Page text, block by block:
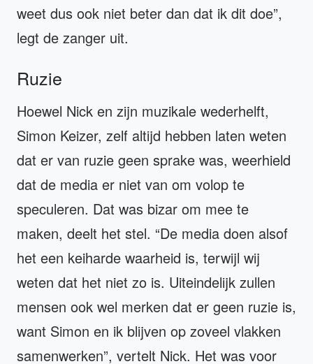
weet dus ook niet beter dan dat ik dit doe”,
legt de zanger uit.
Ruzie
Hoewel Nick en zijn muzikale wederhelft,
Simon Keizer, zelf altijd hebben laten weten
dat er van ruzie geen sprake was, weerhield
dat de media er niet van om volop te
speculeren. Dat was bizar om mee te
maken, deelt het stel. “De media doen alsof
het een keiharde waarheid is, terwijl wij
weten dat het niet zo is. Uiteindelijk zullen
mensen ook wel merken dat er geen ruzie is,
want Simon en ik blijven op zoveel vlakken
samenwerken”, vertelt Nick. Het was voor